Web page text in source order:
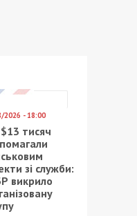
2026 - 18:00
тисяч
зі служби:
викрило